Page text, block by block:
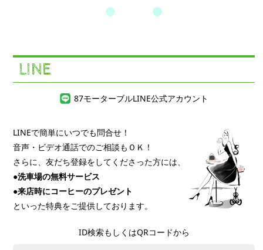
LINE
87モーターブルLINE公式アカウント
LINEで簡単にいつでも問合せ！
音声・ビデオ通話でのご相談もＯＫ！
さらに、友だち登録をしてくださった方には、
●洗車場の無料サービス
●来店時にコーヒーのプレゼント
といった特典をご提供しております。
ID検索もしくはQRコードから